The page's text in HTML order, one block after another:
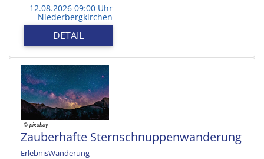
12.08.2026 09:00 Uhr
Niederbergkirchen
DETAIL
Zauberhafte Sternschnuppenwanderung
ErlebnisWanderung